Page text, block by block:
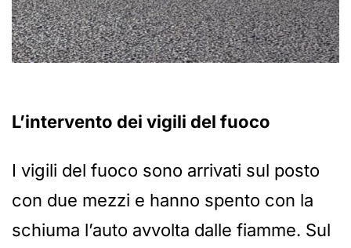
L’intervento dei vigili del fuoco
I vigili del fuoco sono arrivati sul posto
con due mezzi e hanno spento con la
schiuma l’auto avvolta dalle fiamme. Sul